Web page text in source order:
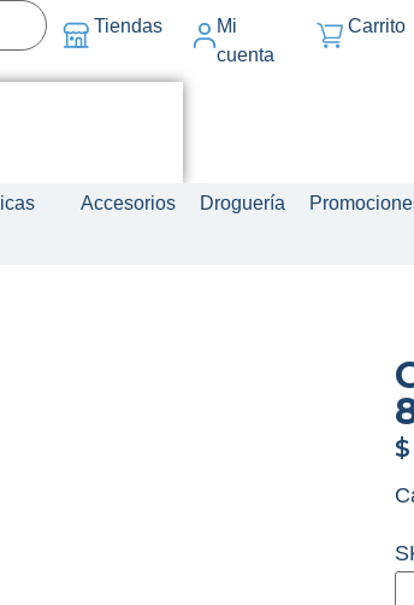
Tiendas
Mi
cuenta
Carrito
Accesorios Droguería
$